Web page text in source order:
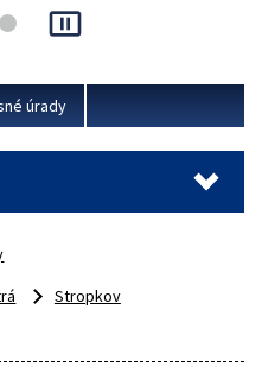
Ministerstva vnútra SR.
pause_presentation
úrady
Stropkov